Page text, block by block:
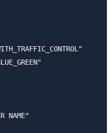
NAME"